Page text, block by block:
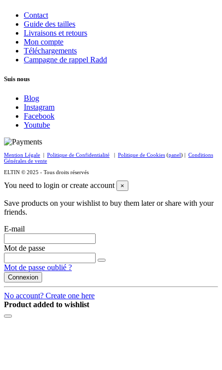
Contact
Guide des tailles
Livraisons et retours
Mon compte
Téléchargements
Campagne de rappel Radd
Suis nous
Blog
Instagram
Facebook
Youtube
Mention Légale Politique de Confidentialité Politique de Cookies (panel) | Conditions
Générales de vente
ELTIN © 2025 - Tous droits réservés
You need to login or create account ×
Save products on your wishlist to buy them later or share with your
friends.
E-mail
Mot de passe
Mot de passe oublié ?
Connexion
No account? Create one here
Product added to wishlist